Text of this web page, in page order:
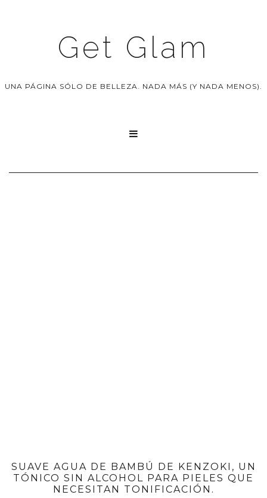
Get Glam
UNA PÁGINA SÓLO DE BELLEZA. NADA MÁS (Y NADA MENOS).

SUAVE AGUA DE BAMBÚ DE KENZOKI, UN
TÓNICO SIN ALCOHOL PARA PIELES QUE
NECESITAN TONIFICACIÓN.